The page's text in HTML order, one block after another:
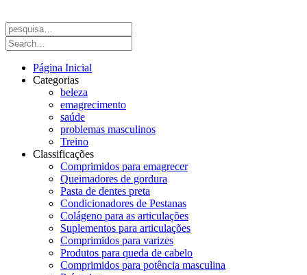
Página Inicial
Categorias
beleza
emagrecimento
saúde
problemas masculinos
Treino
Classificações
Comprimidos para emagrecer
Queimadores de gordura
Pasta de dentes preta
Condicionadores de Pestanas
Colágeno para as articulações
Suplementos para articulações
Comprimidos para varizes
Produtos para queda de cabelo
Comprimidos para potência masculina